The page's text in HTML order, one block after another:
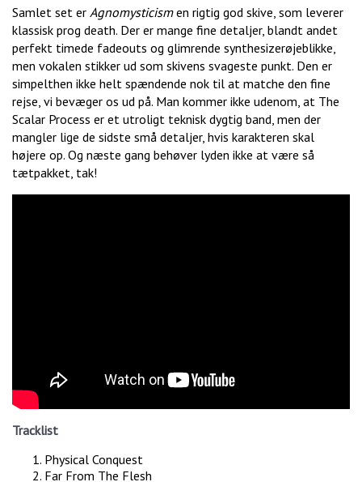
Samlet set er Agnomysticismen rigtig god skive, som leverer
klassisk prog death. Der er mange fine detaljer, blandt andet
perfekt timede fadeouts og glimrende synthesizerøjeblikke,
men vokalen stikker ud som skivens svageste punkt. Den er
simpelthen ikke helt spændende nok til at matche den fine
rejse, vi bevæger os ud på. Man kommer ikke udenom, at The
Scalar Process er et utroligt teknisk dygtig band, men der
mangler lige de sidste små detaljer, hvis karakteren skal
højere op. Og næste gang behøver lyden ikke at være så
tætpakket, tak!
Tracklist
Physical Conquest
Far From The Flesh